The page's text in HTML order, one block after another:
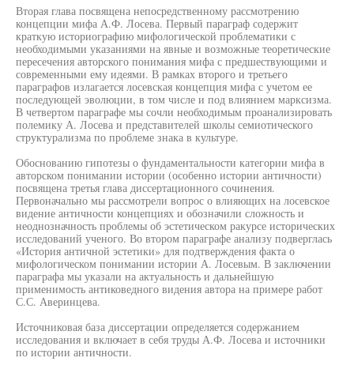
Вторая глава посвящена непосредственному рассмотрению
концепции мифа А.Ф. Лосева. Первый параграф содержит
краткую историографию мифологической проблематики с
необходимыми указаниями на явные и возможные теоретические
пересечения авторского понимания мифа с предшествующими и
современными ему идеями. В рамках второго и третьего
параграфов излагается лосевская концепция мифа с учетом ее
последующей эволюции, в том числе и под влиянием марксизма.
В четвертом параграфе мы сочли необходимым проанализировать
полемику А. Лосева и представителей школы семиотического
структурализма по проблеме знака в культуре.
Обоснованию гипотезы о фундаментальности категории мифа в
авторском понимании истории (особенно истории античности)
посвящена третья глава диссертационного сочинения.
Первоначально мы рассмотрели вопрос о влияющих на лосевское
видение античности концепциях и обозначили сложность и
неоднозначность проблемы об эстетическом ракурсе исторических
исследований ученого. Во втором параграфе анализу подверглась
«История античной эстетики» для подтверждения факта о
мифологическом понимании истории А. Лосевым. В заключении
параграфа мы указали на актуальность и дальнейшую
применимость антиковедного видения автора на примере работ
С.С. Аверинцева.
Источниковая база диссертации определяется содержанием
исследования и включает в себя труды А.Ф. Лосева и источники
по истории античности.